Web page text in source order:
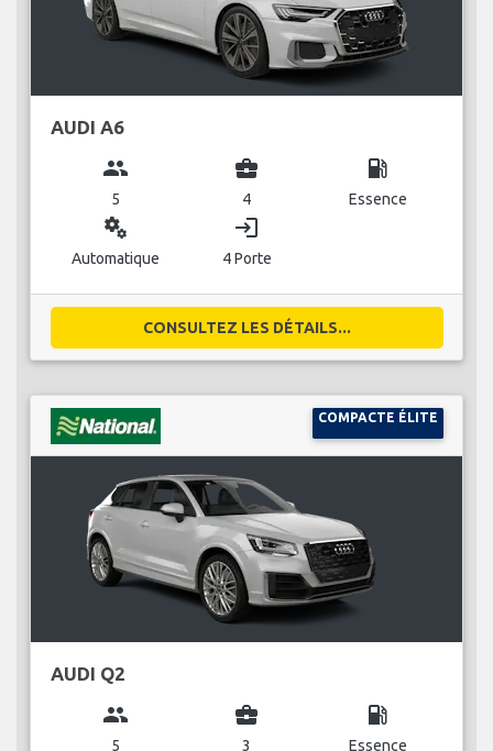
AUDI A6
group
5
business_center
4
local_gas_station
Essence
miscellaneous_services
Automatique
login
4 Porte
CONSULTEZ LES DÉTAILS...
COMPACTE ÉLITE
AUDI Q2
group
5
business_center
3
local_gas_station
Essence